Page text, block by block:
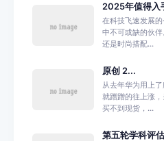
2025年值得入
在科技飞速发展
中不可或缺的伙
还是时尚搭配...
原创 2...
从去年华为用上
就蹭蹭的往上涨
买不到现货，...
第五轮学科评